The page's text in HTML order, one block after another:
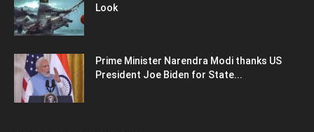
Look
Prime Minister Narendra Modi thanks US
President Joe Biden for State...